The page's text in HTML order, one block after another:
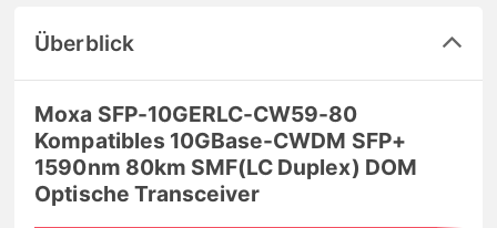
Überblick
Moxa SFP-10GERLC-CW59-80
Kompatibles 10GBase-CWDM SFP+
1590nm 80km SMF(LC Duplex) DOM
Optische Transceiver